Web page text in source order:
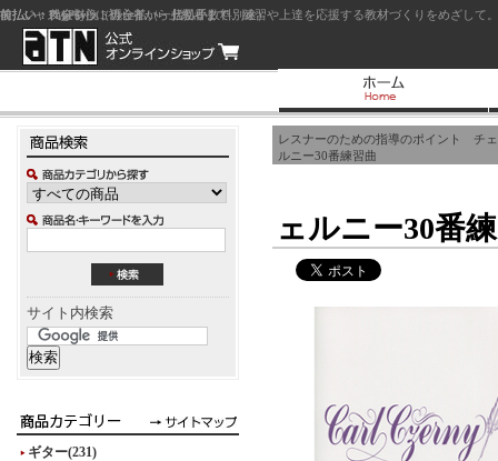
ジャズを中心に初心者から上級者まで、練習や上達を応援する教材づくりをめざし
サイト内検索
ギター(231)
レスナーのための指導のポイント チェ
ルニー30番練習曲
ェルニー30番
前払い：クレジットカード（一括払い）
後払い：代金引換（現金払い・代引手数料別途）
前払い：PayPay